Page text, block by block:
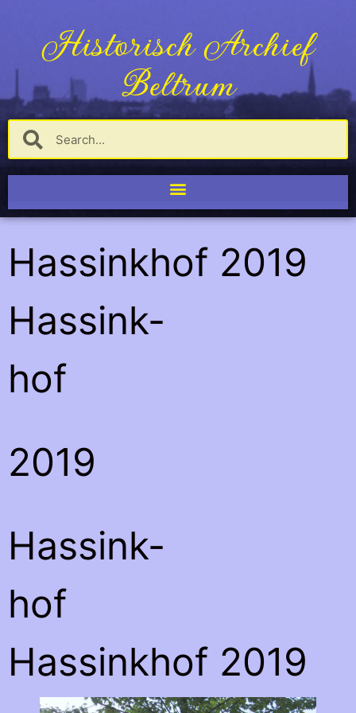
Historisch Archief
Beltrum
Hassinkhof 2019
Hassink-
hof
2019
Hassink-
hof
Hassinkhof 2019